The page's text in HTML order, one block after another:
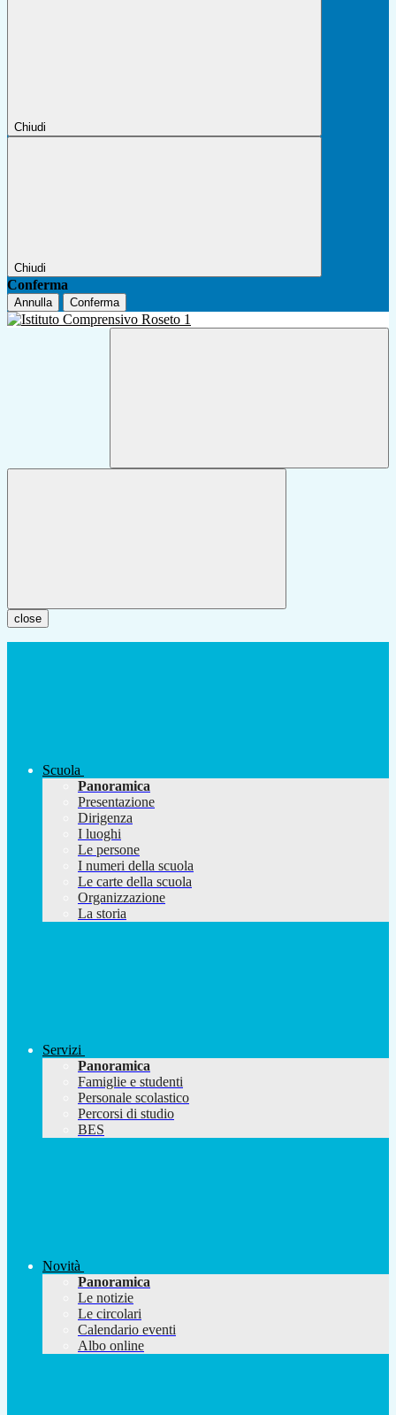
Chiudi
Chiudi
Conferma
Annulla Conferma
close
Scuola
Panoramica
Presentazione
Dirigenza
I luoghi
Le persone
I numeri della scuola
Le carte della scuola
Organizzazione
La storia
Servizi
Panoramica
Famiglie e studenti
Personale scolastico
Percorsi di studio
BES
Novità
Panoramica
Le notizie
Le circolari
Calendario eventi
Albo online